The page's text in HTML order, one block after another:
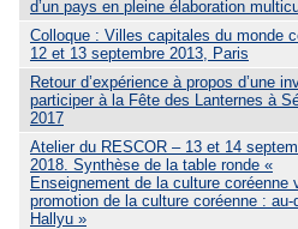
d’un pays en pleine élaboration
Colloque : Villes capitales du monde
12 et 13 septembre 2013, Paris
Retour d’expérience à propos d’une
participer à la Fête des Lanternes à
2017
Atelier du RESCOR – 13 et 14
2018. Synthèse de la table ronde «
Enseignement de la culture coréenne
promotion de la culture coréenne : au-
Hallyu »